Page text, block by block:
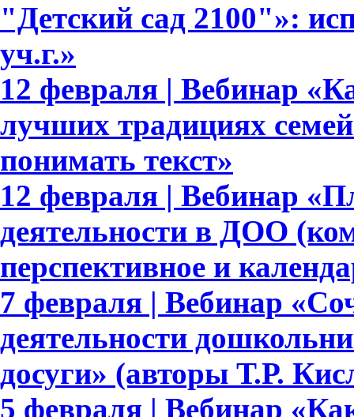
"Детский сад 2100"»:
уч.г.»
12 февраля | Вебинар
лучших традициях
понимать текст»
12 февраля | Вебинар
деятельности в ДОО
перспективное и
7 февраля | Вебинар
деятельности
досуги» (авторы Т.Р.
5 февраля | Вебинар